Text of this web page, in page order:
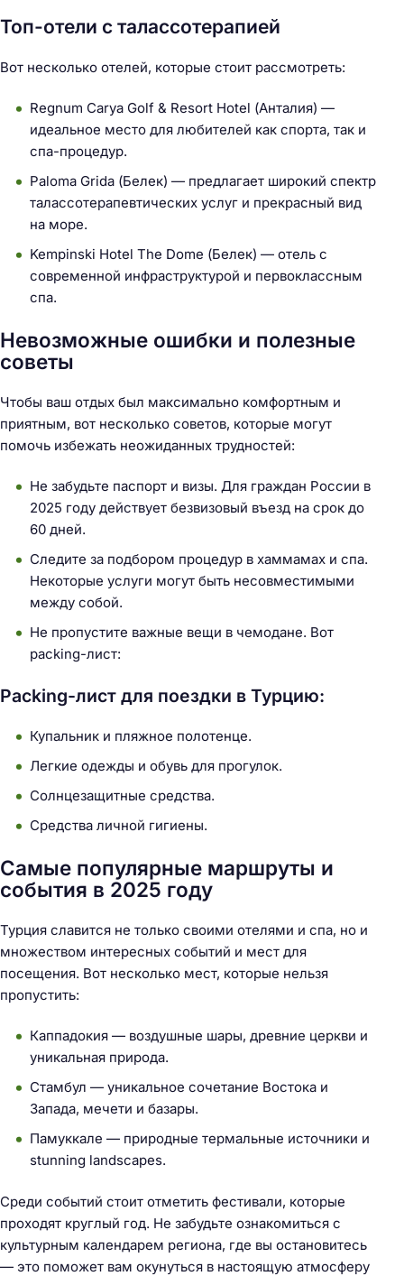
Топ-отели с талассотерапией
Вот несколько отелей, которые стоит рассмотреть:
Regnum Carya Golf & Resort Hotel (Анталия) —
идеальное место для любителей как спорта, так и
спа-процедур.
Paloma Grida (Белек) — предлагает широкий спектр
талассотерапевтических услуг и прекрасный вид
на море.
Kempinski Hotel The Dome (Белек) — отель с
современной инфраструктурой и первоклассным
спа.
Невозможные ошибки и полезные
советы
Чтобы ваш отдых был максимально комфортным и
приятным, вот несколько советов, которые могут
помочь избежать неожиданных трудностей:
Не забудьте паспорт и визы. Для граждан России в
2025 году действует безвизовый въезд на срок до
60 дней.
Следите за подбором процедур в хаммамах и спа.
Некоторые услуги могут быть несовместимыми
между собой.
Не пропустите важные вещи в чемодане. Вот
packing-лист:
Packing-лист для поездки в Турцию:
Купальник и пляжное полотенце.
Легкие одежды и обувь для прогулок.
Солнцезащитные средства.
Средства личной гигиены.
Самые популярные маршруты и
события в 2025 году
Турция славится не только своими отелями и спа, но и
множеством интересных событий и мест для
посещения. Вот несколько мест, которые нельзя
пропустить:
Каппадокия — воздушные шары, древние церкви и
уникальная природа.
Стамбул — уникальное сочетание Востока и
Запада, мечети и базары.
Памуккале — природные термальные источники и
stunning landscapes.
Среди событий стоит отметить фестивали, которые
проходят круглый год. Не забудьте ознакомиться с
культурным календарем региона, где вы остановитесь
— это поможет вам окунуться в настоящую атмосферу